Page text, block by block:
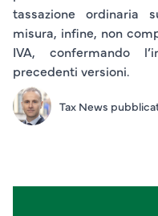
tassazione ordinaria
misura, infine, non
IVA, confermando
precedenti versioni.
Tax News